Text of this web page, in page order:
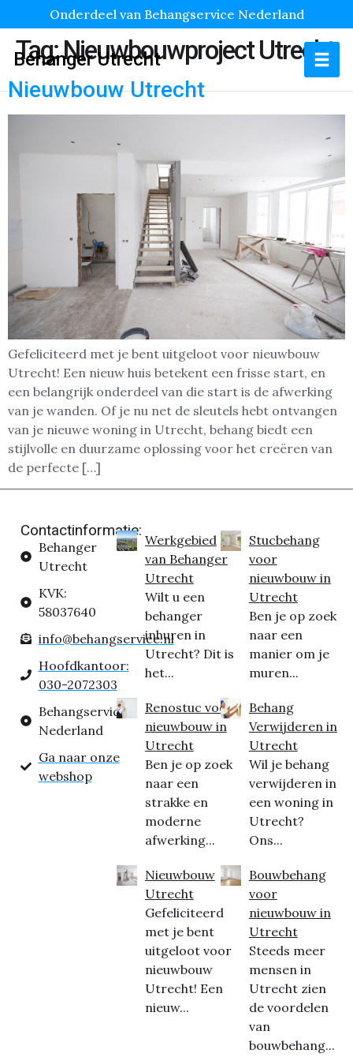
Onderdeel van Behangservice Nederland
Behanger Utrecht
Tag:Nieuwbouwproject Utrecht
Nieuwbouw Utrecht
Gefeliciteerd met je bent uitgeloot voor nieuwbouw
Utrecht! Een nieuw huis betekent een frisse start, en
een belangrijk onderdeel van die start is de afwerking
van je wanden. Of je nu net de sleutels hebt ontvangen
van je nieuwe woning in Utrecht, behang biedt een
stijlvolle en duurzame oplossing voor het creëren van
de perfecte […]
Contactinformatie:
Behanger
Utrecht
KVK:
58037640
info@behangservice.nl
Hoofdkantoor:
030-2072303
Behangservice
Nederland
Ga naar onze
webshop
Werkgebied
van Behanger
Utrecht
Wilt u een
behanger
inhuren in
Utrecht? Dit is
het...
Renostuc voor
nieuwbouw in
Utrecht
Ben je op zoek
naar een
strakke en
moderne
afwerking...
Nieuwbouw
Utrecht
Gefeliciteerd
met je bent
uitgeloot voor
nieuwbouw
Utrecht! Een
nieuw...
Stucbehang
voor
nieuwbouw in
Utrecht
Ben je op zoek
naar een
manier om je
muren...
Behang
Verwijderen in
Utrecht
Wil je behang
verwijderen in
een woning in
Utrecht?
Ons...
Bouwbehang
voor
nieuwbouw in
Utrecht
Steeds meer
mensen in
Utrecht zien
de voordelen
van
bouwbehang...